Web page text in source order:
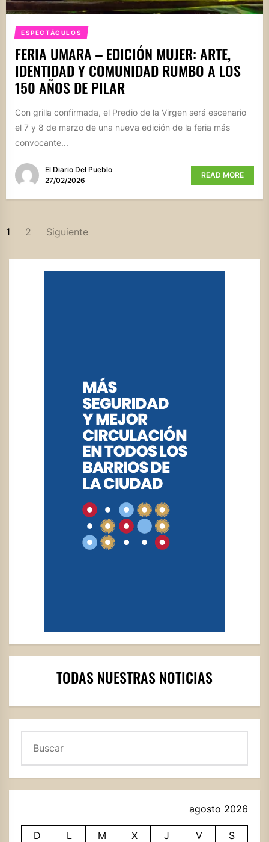
ESPECTÁCULOS
FERIA UMARA – EDICIÓN MUJER: ARTE,
IDENTIDAD Y COMUNIDAD RUMBO A LOS
150 AÑOS DE PILAR
Con grilla confirmada, el Predio de la Virgen será escenario
el 7 y 8 de marzo de una nueva edición de la feria más
convocante...
El Diario Del Pueblo
27/02/2026
READ MORE
PAGINACIÓN
ENTRADAS
1 2 Siguiente
TODAS NUESTRAS NOTICIAS
agosto 2026
D L M X J V
S